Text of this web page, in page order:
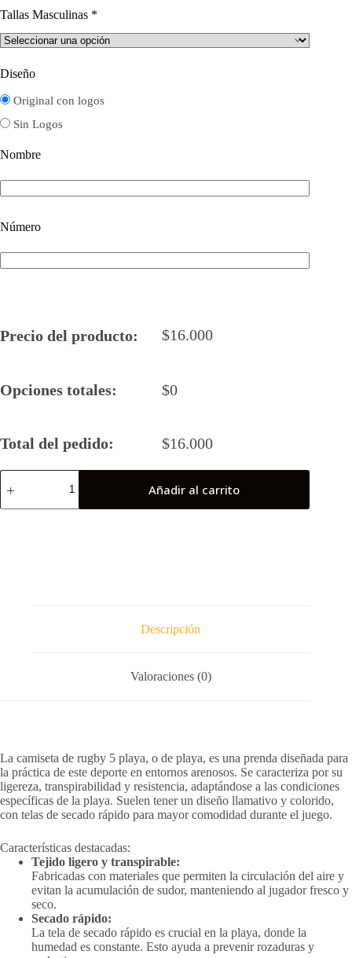
Tallas Masculinas *
Diseño
Original con logos
Sin Logos
Nombre
Número
Precio del producto: $16.000
Opciones totales: $0
Total del pedido: $16.000
Camiseta
Rugby
Añadir al carrito
Descripción
Valoraciones (0)
La camiseta de rugby 5 playa, o de playa, es una prenda diseñada para
la práctica de este deporte en entornos arenosos. Se caracteriza por su
ligereza, transpirabilidad y resistencia, adaptándose a las condiciones
específicas de la playa. Suelen tener un diseño llamativo y colorido,
con telas de secado rápido para mayor comodidad durante el juego.
Características destacadas:
Tejido ligero y transpirable:
Fabricadas con materiales que permiten la circulación del aire y
evitan la acumulación de sudor, manteniendo al jugador fresco y
seco.
Secado rápido:
La tela de secado rápido es crucial en la playa, donde la
humedad es constante. Esto ayuda a prevenir rozaduras y